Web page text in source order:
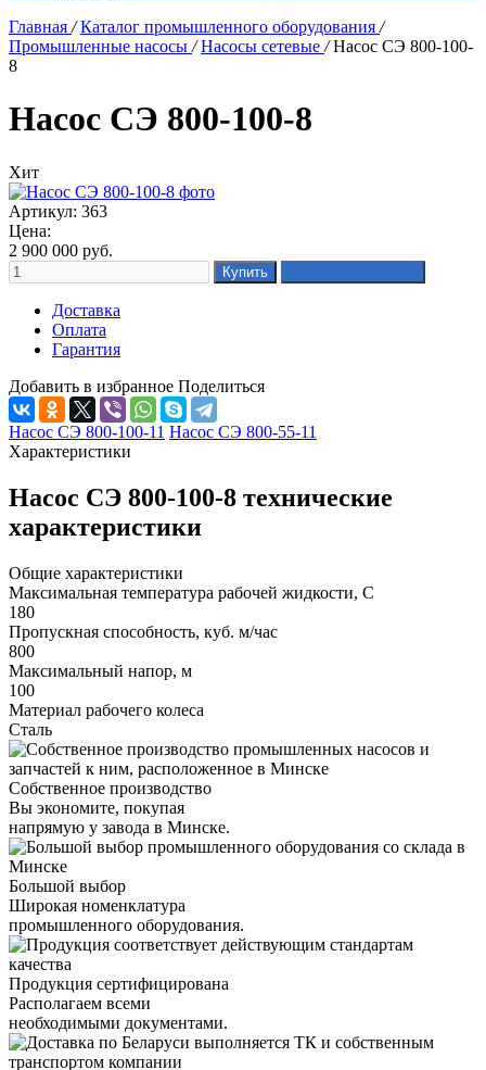
Главная / Каталог промышленного оборудования /
Промышленные насосы / Насосы сетевые / Насос СЭ 800-100-
8
Насос СЭ 800-100-8
Хит
Артикул: 363
Цена:
2 900 000 руб.
Доставка
Оплата
Гарантия
Добавить в избранное Поделиться
Насос СЭ 800-100-11 Насос СЭ 800-55-11
Характеристики
Насос СЭ 800-100-8 технические
характеристики
Общие характеристики
Максимальная температура рабочей жидкости, C
180
Пропускная способность, куб. м/час
800
Максимальный напор, м
100
Материал рабочего колеса
Сталь
Собственное производство
Вы экономите, покупая
напрямую у завода в Минске.
Большой выбор
Широкая номенклатура
промышленного оборудования.
Продукция сертифицирована
Располагаем всеми
необходимыми документами.